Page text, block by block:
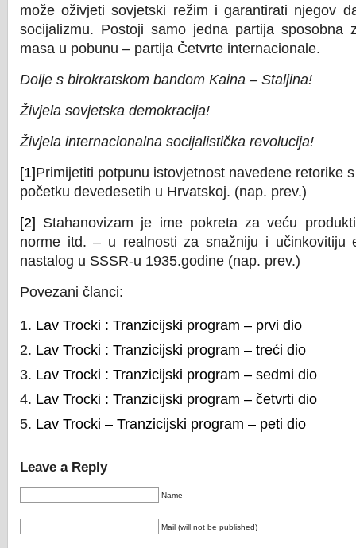
može oživjeti sovjetski režim i garantirati njegov
socijalizmu. Postoji samo jedna partija sposobna
masa u pobunu – partija Četvrte internacionale.
Dolje s birokratskom bandom Kaina – Staljina!
Živjela sovjetska demokracija!
Živjela internacionalna socijalistička revolucija!
[1]Primijetiti potpunu istovjetnost navedene retorike
početku devedesetih u Hrvatskoj. (nap. prev.)
[2] Stahanovizam je ime pokreta za veću
norme itd. – u realnosti za snažniju i učinkovitiju
nastalog u SSSR-u 1935.godine (nap. prev.)
Povezani članci:
Lav Trocki : Tranzicijski program – prvi dio
Lav Trocki : Tranzicijski program – treći dio
Lav Trocki : Tranzicijski program – sedmi dio
Lav Trocki : Tranzicijski program – četvrti dio
Lav Trocki – Tranzicijski program – peti dio
Leave a Reply
Name
Mail (will not be published)